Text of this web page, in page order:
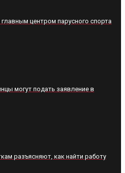
центром парусного спорта
могут подать заявление в
разъясняют, как найти работу